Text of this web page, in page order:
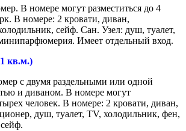
В номере могут разместиться до 4
В номере: 2 кровати, диван,
сейф. Сан. Узел: душ, туалет,
Имеет отдельный вход.
кв.м.)
с двумя раздельными или одной
и диваном. В номере могут
человек. В номере: 2 кровати, диван,
душ, туалет, TV, холодильник, фен,